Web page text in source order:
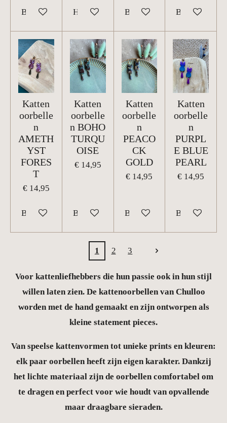
Bekijk details Houd mij op de hoogte
Bekijk details Bekijk details
Katten
oorbelle
n
AMETH
YST
FORES
T
€ 14,95
Bekijk details
Katten
oorbelle
n BOHO
TURQU
OISE
€ 14,95
Bekijk details
Katten
oorbelle
n
PEACO
CK
GOLD
€ 14,95
Bekijk details
Katten
oorbelle
n
PURPL
E BLUE
PEARL
€ 14,95
Bekijk details
1 2 3
Voor kattenliefhebbers die hun passie ook in hun stijl
willen laten zien. De kattenoorbellen van Chulloo
worden met de hand gemaakt en zijn ontworpen als
kleine statement pieces.
Van speelse kattenvormen tot unieke prints en kleuren:
elk paar oorbellen heeft zijn eigen karakter. Dankzij
het lichte materiaal zijn de oorbellen comfortabel om
te dragen en perfect voor wie houdt van opvallende
maar draagbare sieraden.